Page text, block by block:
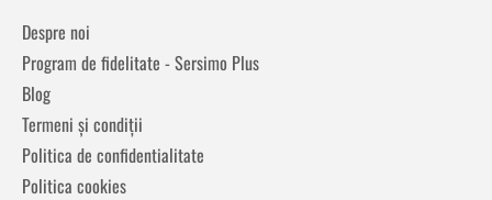
Despre noi
Program de fidelitate - Sersimo Plus
Blog
Termeni și condiții
Politica de confidentialitate
Politica cookies